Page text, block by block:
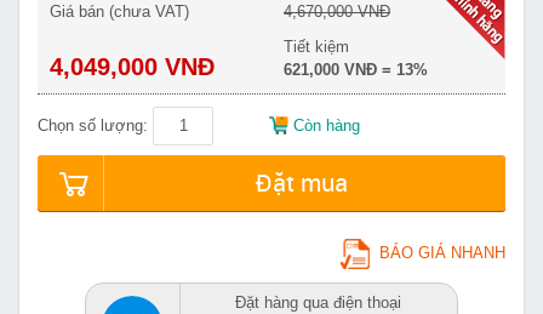
Giá bán (chưa VAT)
4,049,000 VNĐ
4,670,000 VNĐ
Tiết kiệm
621,000 VNĐ = 13%
Chọn số lượng: Còn hàng
Đặt mua
BÁO GIÁ NHANH
Đặt hàng qua điện thoại